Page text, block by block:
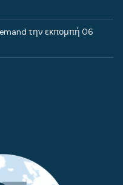
την εκπομπή 06